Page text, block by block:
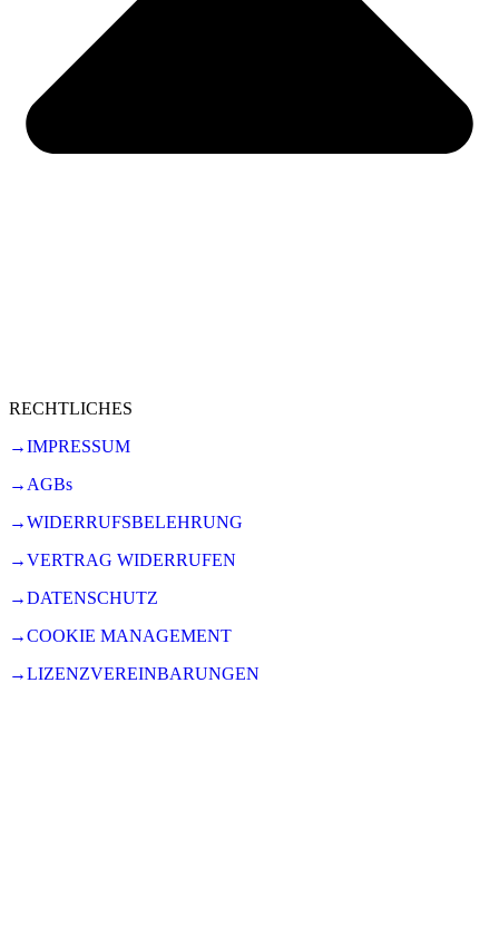
RECHTLICHES
→IMPRESSUM
→AGBs
→WIDERRUFSBELEHRUNG
→VERTRAG WIDERRUFEN
→DATENSCHUTZ
→COOKIE MANAGEMENT
→LIZENZVEREINBARUNGEN